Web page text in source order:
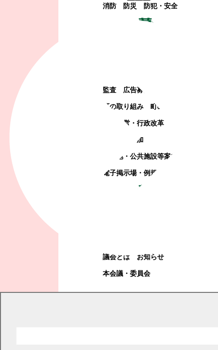
消防 防災 防犯・安全
監査 広告募集
町の取り組み
町の概要
町政運営・行政改革
町政への参加
観光地・公共施設等案内
電子掲示場・例規集
議会とは
お知らせ
本会議・委員会